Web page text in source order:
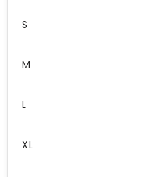
S
M
L
XL